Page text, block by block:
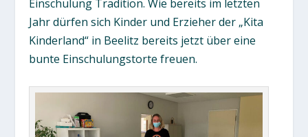
Einschulung Tradition. Wie bereits im letzten
Jahr dürfen sich Kinder und Erzieher der „Kita
Kinderland“ in Beelitz bereits jetzt über eine
bunte Einschulungstorte freuen.